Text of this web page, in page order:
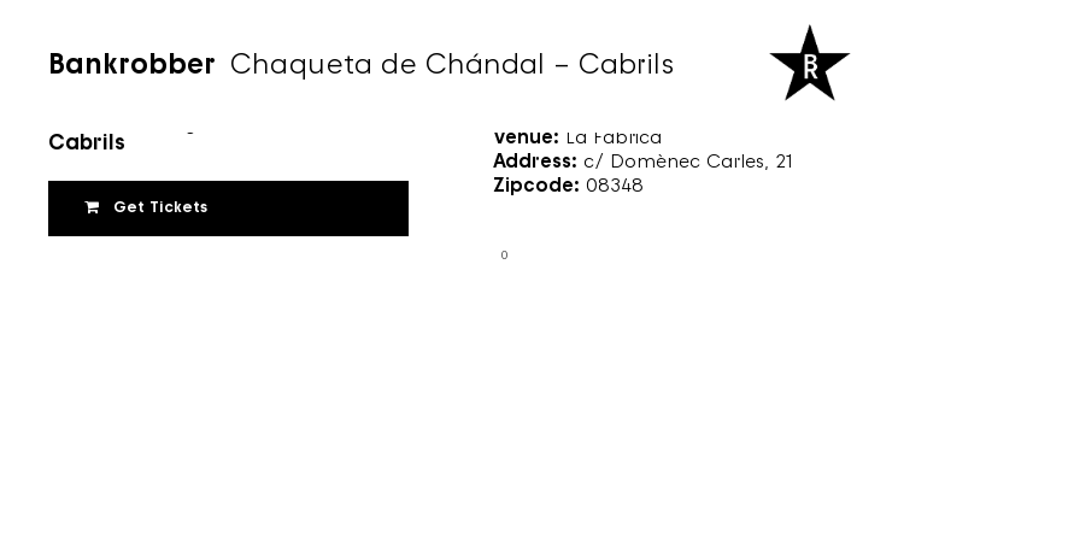
Bankrobber Chaqueta de Chándal – Cabrils
Cabrils
Get Tickets
Venue: La Fàbrica
Address: c/ Domènec Carles, 21
Zipcode: 08348
0